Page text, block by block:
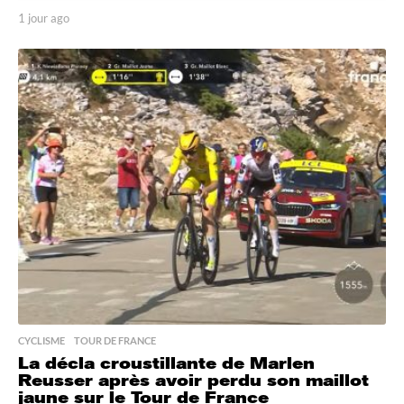
1 jour ago
o
u
r
a
g
o
CYCLISME ,TOUR DE FRANCE
La décla croustillante de Marlen
Reusser après avoir perdu son maillot
jaune sur le Tour de France